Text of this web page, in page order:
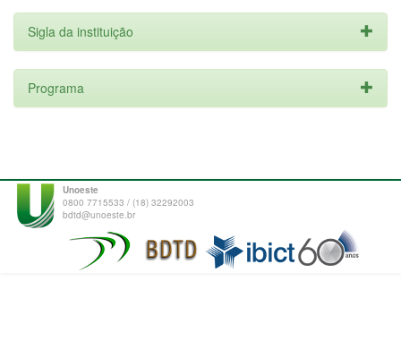
Sigla da instituição
Programa
Unoeste
0800 7715533 / (18) 32292003
bdtd@unoeste.br